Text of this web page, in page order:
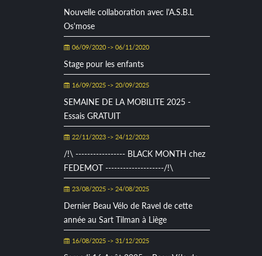
Nouvelle collaboration avec l'A.S.B.L
Os'mose
06/09/2020 -> 06/11/2020
Stage pour les enfants
16/09/2025 -> 20/09/2025
SEMAINE DE LA MOBILITE 2025 -
Essais GRATUIT
22/11/2023 -> 24/12/2023
/!\ ----------------- BLACK MONTH chez
FEDEMOT --------------------/!\
23/08/2025 -> 24/08/2025
Dernier Beau Vélo de Ravel de cette
année au Sart Tilman à Liège
16/08/2025 -> 31/12/2025